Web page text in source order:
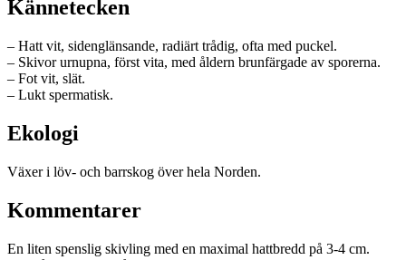
Kännetecken
– Hatt vit, sidenglänsande, radiärt trådig, ofta med puckel.
– Skivor urnupna, först vita, med åldern brunfärgade av sporerna.
– Fot vit, slät.
– Lukt spermatisk.
Ekologi
Växer i löv- och barrskog över hela Norden.
Kommentarer
En liten spenslig skivling med en maximal hattbredd på 3-4 cm.